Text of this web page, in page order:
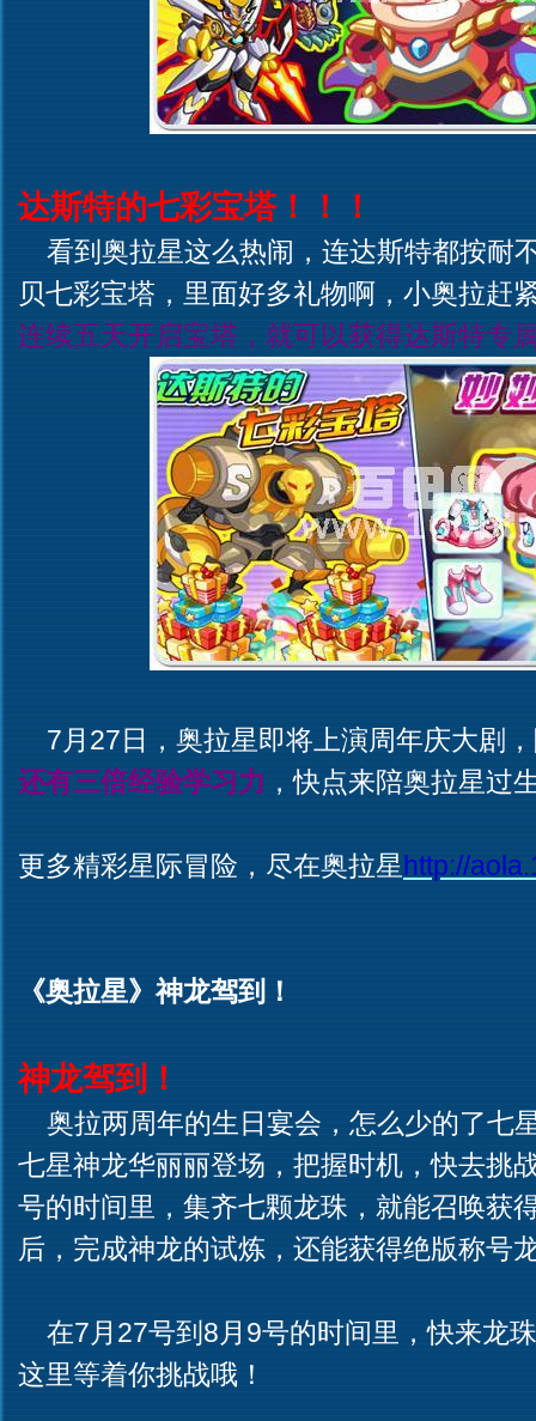
达斯特的七彩宝塔！！！
看到奥拉星这么热闹，连达斯特都按耐
贝七彩宝塔，里面好多礼物啊，小奥拉赶
连续五天开启宝塔，就可以获得达斯特专
7月27日，奥拉星即将上演周年庆大剧
还有三倍经验学习力 ，快点来陪奥拉星过
更多精彩星际冒险，尽在奥拉星http://
《奥拉星》神龙驾到！
神龙驾到！
奥拉两周年的生日宴会，怎么少的了七
七星神龙华丽丽登场，把握时机，快去挑
号的时间里，集齐七颗龙珠，就能召唤获
后，完成神龙的试炼，还能获得绝版称号
在7月27号到8月9号的时间里，快来龙
这里等着你挑战哦！